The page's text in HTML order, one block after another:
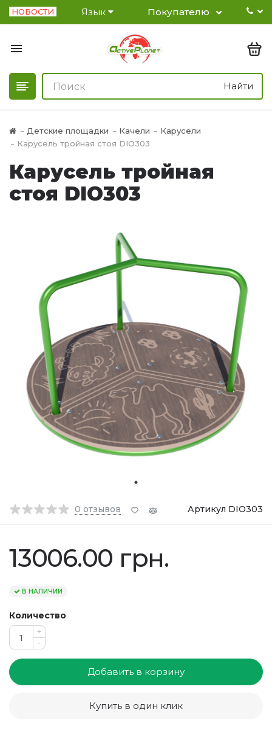
НОВОСТИ Язык Покупателю
Найти
Детские площадки Качели
Карусели
Карусель тройная стоя DIO303
Карусель тройная
стоя DIO303
0 отзывов Артикул DIO303
13006.00 грн.
В НАЛИЧИИ
Количество
+
-
Добавить в корзину
Купить в один клик